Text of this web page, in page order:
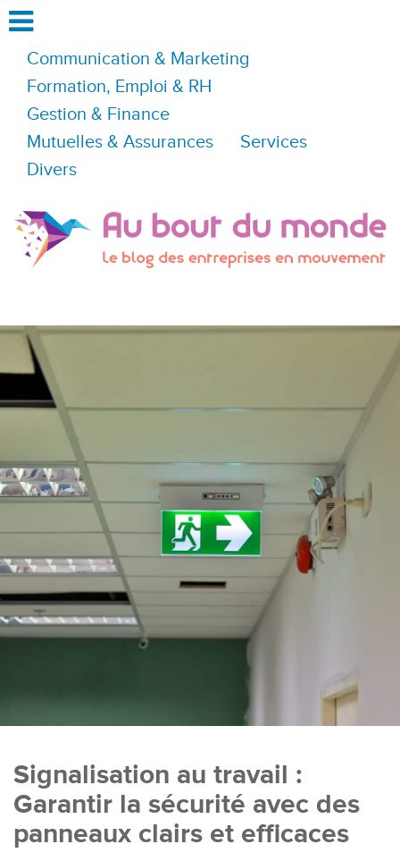
Communication & Marketing
Formation, Emploi & RH
Gestion & Finance
Mutuelles & Assurances
Services
Divers
Signalisation au travail :
Garantir la sécurité avec des
panneaux clairs et efficaces